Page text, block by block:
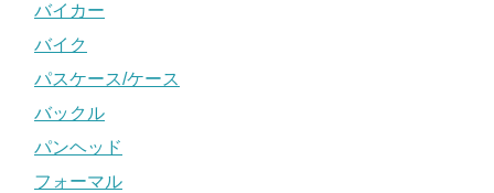
バイカー
バイク
パスケース/ケース
バックル
パンヘッド
フォーマル